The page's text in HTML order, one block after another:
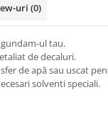
uri (0)
ul tau.
de decaluri.
de apă sau uscat
solventi speciali.